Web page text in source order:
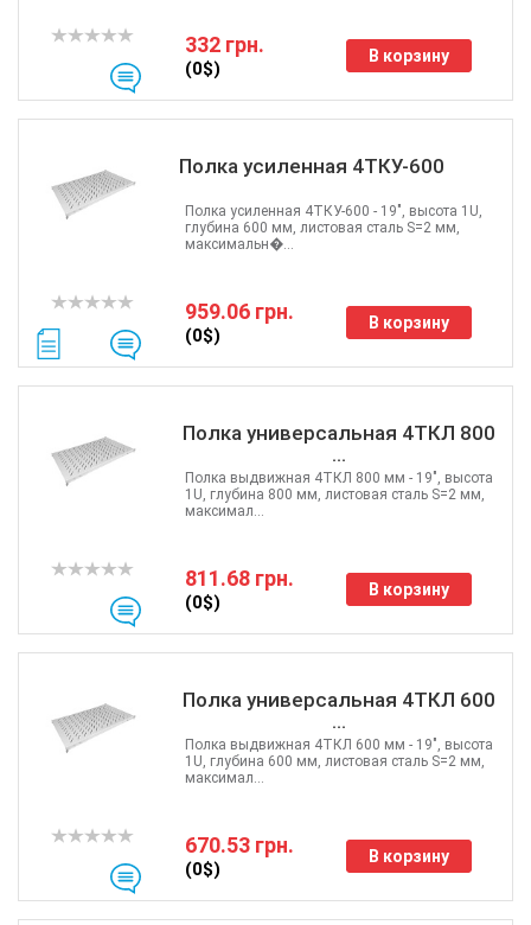
332 грн.
(0$)
В корзину
Полка усиленная 4ТКУ-600
959.06 грн.
(0$)
В корзину
Полка усиленная 4ТКУ-600 - 19", высота 1U,
глубина 600 мм, листовая сталь S=2 мм,
максимальн�...
Полка универсальная 4ТКЛ 800
...
811.68 грн.
(0$)
В корзину
Полка выдвижная 4ТКЛ 800 мм - 19", высота
1U, глубина 800 мм, листовая сталь S=2 мм,
максимал...
Полка универсальная 4ТКЛ 600
...
670.53 грн.
(0$)
В корзину
Полка выдвижная 4ТКЛ 600 мм - 19", высота
1U, глубина 600 мм, листовая сталь S=2 мм,
максимал...